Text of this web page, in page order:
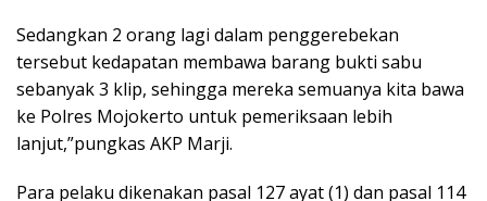
Sedangkan 2 orang lagi dalam penggerebekan
tersebut kedapatan membawa barang bukti sabu
sebanyak 3 klip, sehingga mereka semuanya kita bawa
ke Polres Mojokerto untuk pemeriksaan lebih
lanjut,”pungkas AKP Marji.
Para pelaku dikenakan pasal 127 ayat (1) dan pasal 114